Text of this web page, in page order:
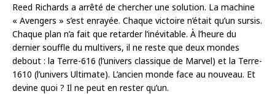
Reed Richards a arrêté de chercher une solution. La machine
« Avengers » s’est enrayée. Chaque victoire n’était qu’un sursis.
Chaque plan n’a fait que retarder l’inévitable. À l’heure du
dernier souffle du multivers, il ne reste que deux mondes
debout : la Terre-616 (l’univers classique de Marvel) et la Terre-
1610 (l’univers Ultimate). L’ancien monde face au nouveau. Et
devine quoi ? Il ne peut en rester qu’un.